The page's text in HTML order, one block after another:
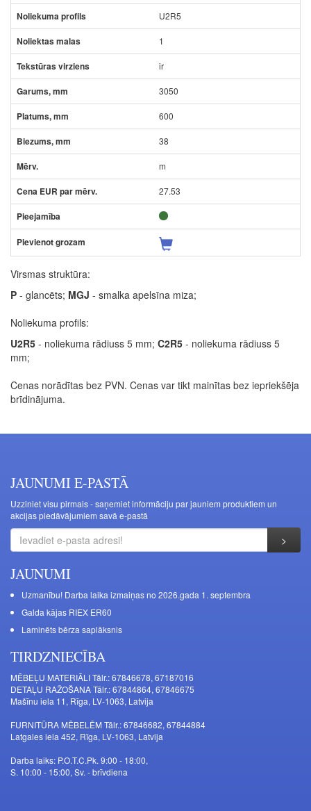
U2R5
1
ir
3050
600
38
m
27.53
Virsmas struktūra:
P - glancēts; MGJ - smalka apelsīna miza;
Noliekuma profils:
U2R5 - noliekuma rādiuss 5 mm; C2R5 - noliekuma rādiuss 5
mm;
Cenas norādītas bez PVN. Cenas var tikt mainītas bez iepriekšēja
brīdinājuma.
JAUNUMI E-PASTĀ
Uzziniet visu pirmais - saņemiet informāciju par jauniem produktiem un
akcijas piedāvājumiem savā e-pastā
JAUNUMI
Uzmanību! Darba laika izmaiņas no 2026.gada 1. septembra
Galda kājas RIEX ER60
Laminēts bērza saplāksnis
TIRDZNIECĪBA
MĒBEĻU MATERIĀLI Tālr.: 67846678, 67187016
DETAĻU RAŽOŠANA Tālr.: 67844864, 67846675
Mašīnu iela 11, Rīga, LV-1063, Latvija
FURNITŪRA MĒBELĒM Tālr.: 67846682, 67844884
Latgales iela 452, Rīga, LV-1063, Latvija
Darba laiks: P.O.T.C.Pk. 9:00 - 18:00,
S. 10:00 - 15:00, Sv. - brīvdiena